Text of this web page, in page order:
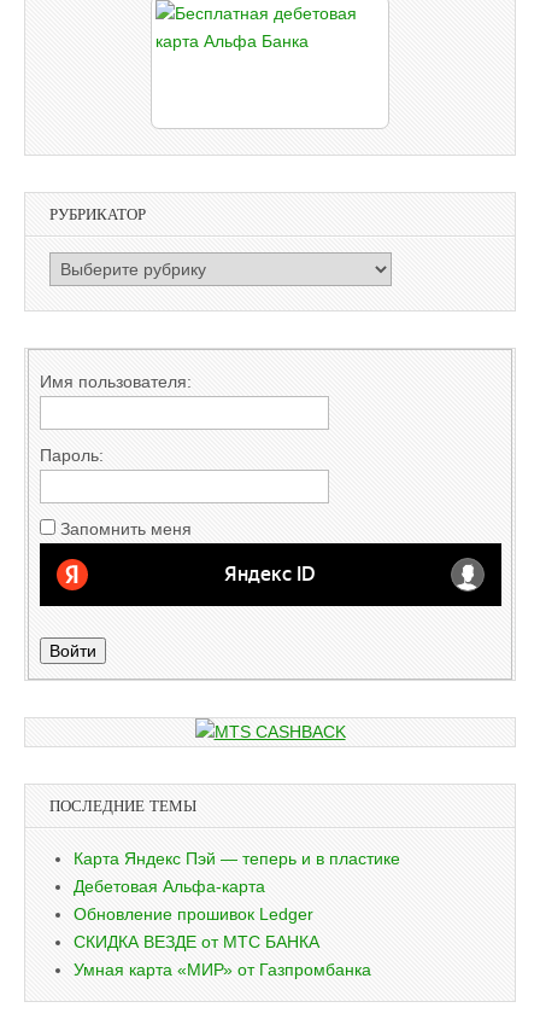
РУБРИКАТОР
РУБРИКАТОР
Имя пользователя:
Пароль:
Запомнить меня
Войти
ПОСЛЕДНИЕ ТЕМЫ
Карта Яндекс Пэй — теперь и в пластике
Дебетовая Альфа-карта
Обновление прошивок Ledger
СКИДКА ВЕЗДЕ от МТС БАНКА
Умная карта «МИР» от Газпромбанка